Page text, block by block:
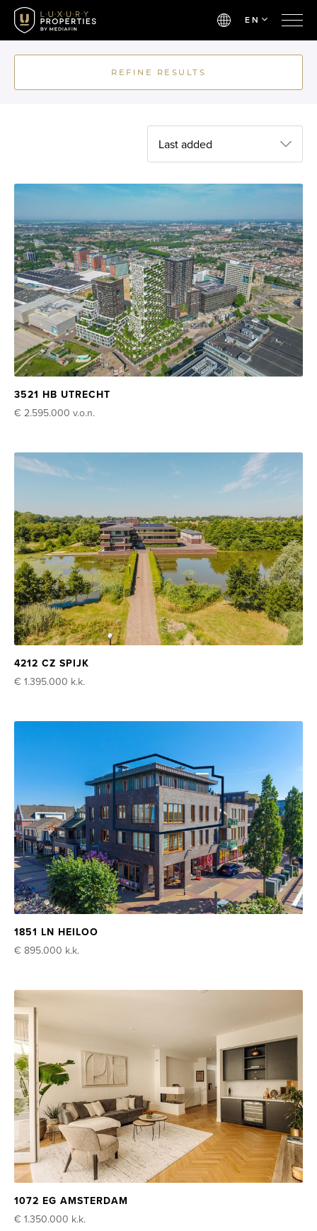
EN
REFINE RESULTS
3521 HB UTRECHT
€ 2.595.000 v.o.n.
4212 CZ SPIJK
€ 1.395.000 k.k.
1851 LN HEILOO
€ 895.000 k.k.
1072 EG AMSTERDAM
€ 1.350.000 k.k.